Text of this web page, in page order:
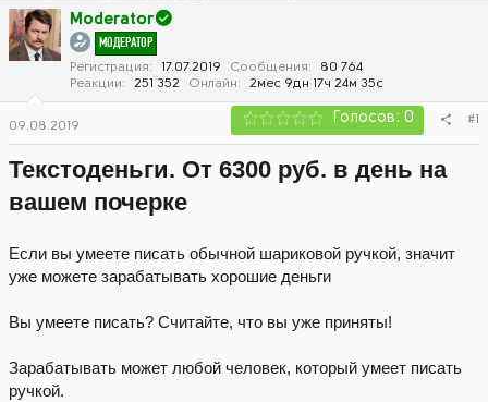
р
т
е
а
ч
а
л
а
Moderator
МОДЕРАТОР
Регистрация 17.07.2019 Сообщения
80 764
Реакции
251 352 Онлайн 2мес 9дн 17ч 24м 35с
09.08.2019 Голосов: 0 #1
Текстоденьги. От 6300 руб. в день на
вашем почерке
Если вы умеете писать обычной шариковой ручкой, значит
уже можете зарабатывать хорошие деньги
Вы умеете писать? Считайте, что вы уже приняты!
Зарабатывать может любой человек, который умеет писать
ручкой.